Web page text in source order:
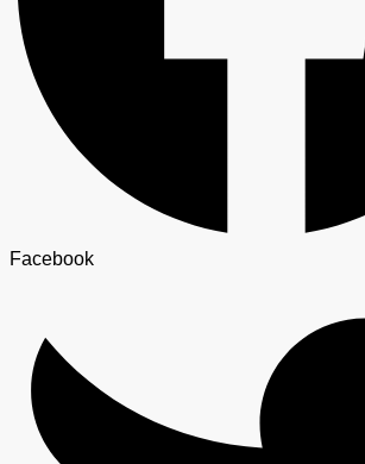
Facebook